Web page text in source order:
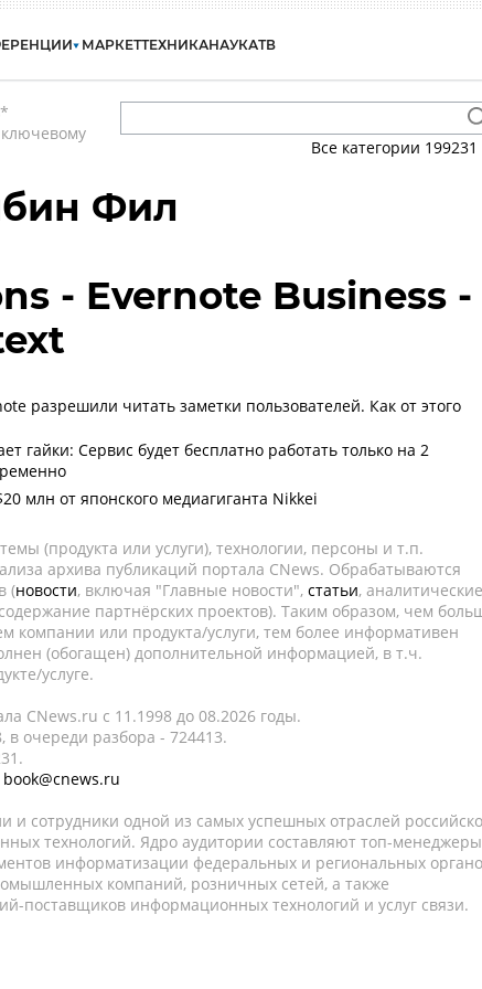
МАРКЕТТЕХНИКАНАУКАТВ
*
Все категории 199231
Фил
- Evernote Business -
разрешили читать заметки пользователей. Как от этого
гайки: Сервис будет бесплатно работать только на 2
млн от японского медиагиганта Nikkei
(продукта или услуги), технологии, персоны и т.п.
архива публикаций портала CNews. Обрабатываются
(новости, включая "Главные новости", статьи, аналитические
партнёрских проектов). Таким образом, чем
компании или продукта/услуги, тем более информативен
(обогащен) дополнительной информацией, в т.ч.
услуге.
CNews.ru c 11.1998 до 08.2026 годы.
очереди разбора - 724413.
book@cnews.ru
и сотрудники одной из самых успешных отраслей
технологий. Ядро аудитории составляют топ-
информатизации федеральных и региональных
компаний, розничных сетей, а также
поставщиков информационных технологий и услуг связи.